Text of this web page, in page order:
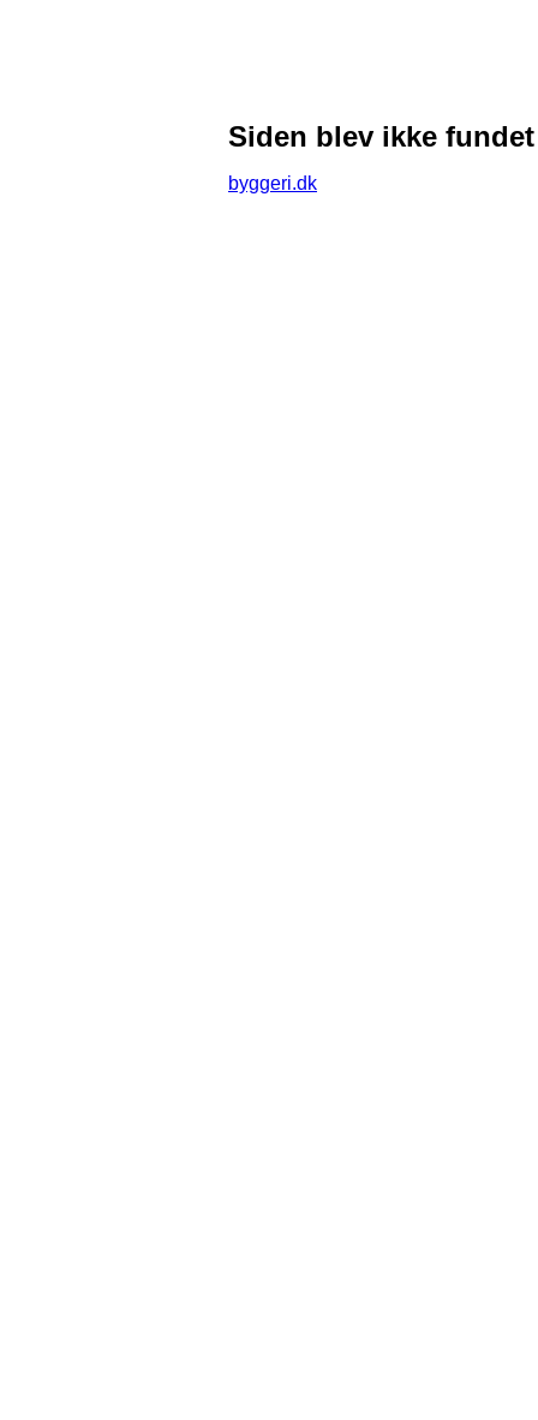
Siden blev ikke fundet
byggeri.dk